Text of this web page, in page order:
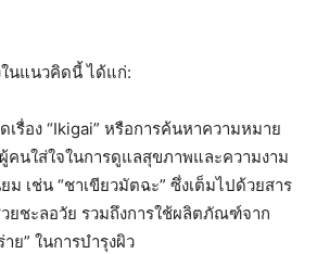
นแนวคิดนี้ ได้แก่:
รื่อง “Ikigai” หรือการค้นหาความหมาย
คนใส่ใจในการดูแลสุขภาพและความงาม
ม เช่น “ชาเขียวมัตฉะ” ซึ่งเต็มไปด้วยสาร
ยชะลอวัย รวมถึงการใช้ผลิตภัณฑ์จาก
ย” ในการบำรุงผิว